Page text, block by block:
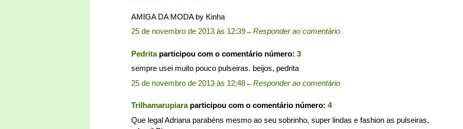
AMIGA DA MODA by Kinha
25 de novembro de 2013 às 12:39←Responder ao comentário
Pedritaparticipou com o comentário número: 3
sempre usei muito pouco pulseiras. beijos, pedrita
25 de novembro de 2013 às 12:48←Responder ao comentário
Trilhamarupiaraparticipou com o comentário número: 4
Que legal Adriana parabéns mesmo ao seu sobrinho, super lindas e fashion as pulseiras,